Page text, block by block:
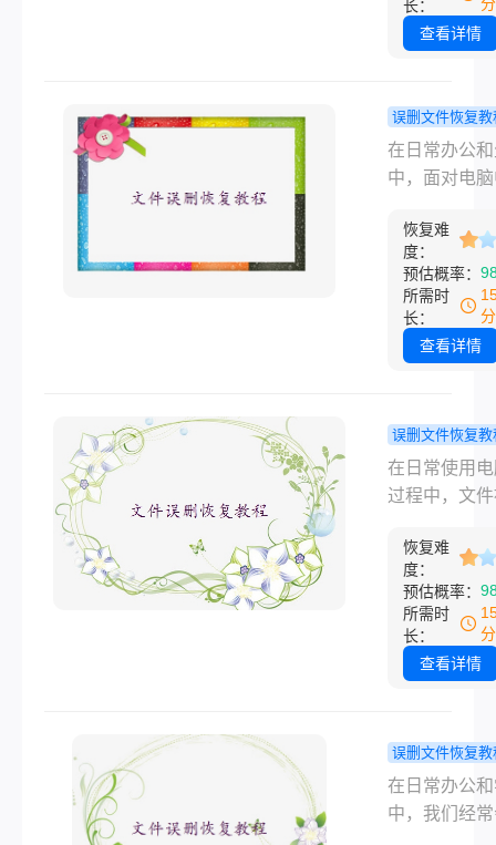
种行之有效
恢复方案，
要么是清空
后才发现删
分慌乱。其
不小心永久
怎么恢复，
情况下文件
系统标记为
盖，底层数
留在设备中
按照从免费
专业深度的
电脑永久删
误删、轻度
丢失、无备
帮大家尽可
丢失的数据。
长：
查看详情
误删文件恢复教
除文件如何
南与专业方
在日常办公
中，面对电
的突然消失
人都会感到
助。究竟
Windows10
文件如何恢
问题，更是
全的必修课
将结合权威
真实案例，
细解析从专
到系统自带
全方位恢复
助你高效找
的数据。
恢复难
度：
预估概率：
所需时
长：
查看详情
误删文件恢复教
底删除文件
恢复？4种
略！
在日常使用
过程中，文
是让人非常
事情。无论
心按了
Shift+Delete
清空了回收
件怎么恢复
将为你详细
种经过验证
方法，涵盖
恢复难
度：
预估概率：
所需时
长：
查看详情
误删文件恢复教
件夹误删了
恢复？全面
在日常办公
中，我们经